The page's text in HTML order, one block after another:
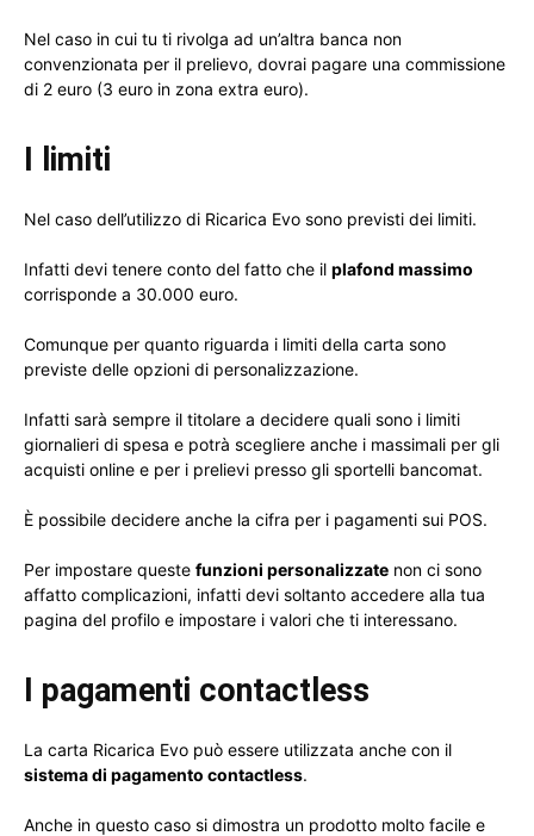
Nel caso in cui tu ti rivolga ad un’altra banca non
convenzionata per il prelievo, dovrai pagare una commissione
di 2 euro (3 euro in zona extra euro).
I limiti
Nel caso dell’utilizzo di Ricarica Evo sono previsti dei limiti.
Infatti devi tenere conto del fatto che il plafond massimo
corrisponde a 30.000 euro.
Comunque per quanto riguarda i limiti della carta sono
previste delle opzioni di personalizzazione.
Infatti sarà sempre il titolare a decidere quali sono i limiti
giornalieri di spesa e potrà scegliere anche i massimali per gli
acquisti online e per i prelievi presso gli sportelli bancomat.
È possibile decidere anche la cifra per i pagamenti sui POS.
Per impostare queste funzioni personalizzate non ci sono
affatto complicazioni, infatti devi soltanto accedere alla tua
pagina del profilo e impostare i valori che ti interessano.
I pagamenti contactless
La carta Ricarica Evo può essere utilizzata anche con il
sistema di pagamento contactless.
Anche in questo caso si dimostra un prodotto molto facile e